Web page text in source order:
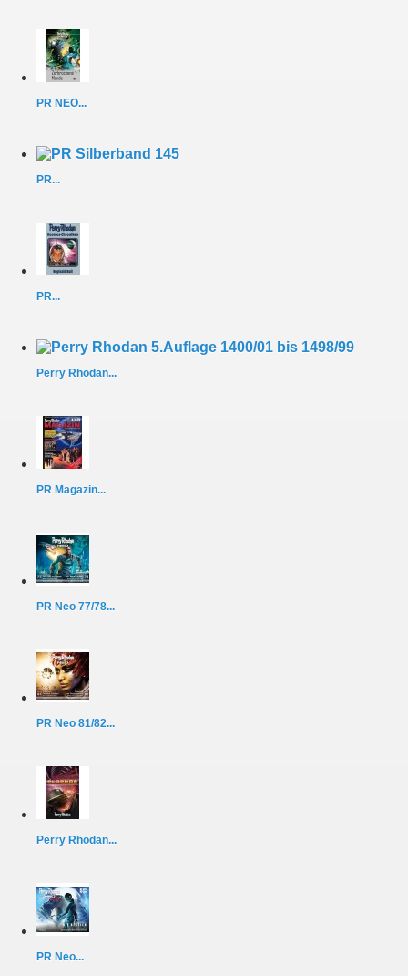
PR NEO...
PR...
PR...
Perry Rhodan...
PR Magazin...
PR Neo 77/78...
PR Neo 81/82...
Perry Rhodan...
PR Neo...